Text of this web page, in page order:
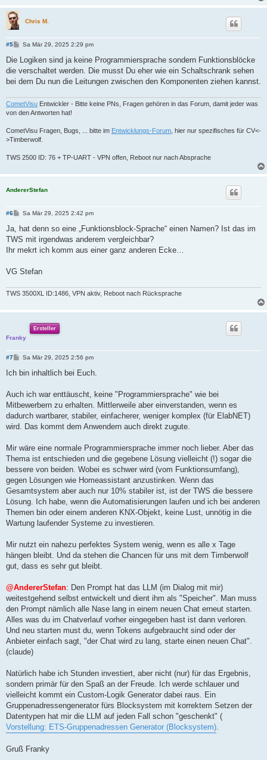
Chris M.
#5
B
i
r
a
Sa Mär 29, 2025 2:29 pm
Die Logiken sind ja keine Programmiersprache sondern Funktionsblöcke
die verschaltet werden. Die musst Du eher wie ein Schaltschrank sehen
bei dem Du nun die Leitungen zwischen den Komponenten ziehen kannst.
CometVisu Entwickler - Bitte keine PNs, Fragen gehören in das Forum, damit jeder was
von den Antworten hat!
CometVisu Fragen, Bugs, ... bitte im Entwicklungs-Forum , hier nur spezifisches für CV<-
>Timberwolf.
TWS 2500 ID: 76 + TP-UART - VPN offen, Reboot nur nach Absprache
AndererStefan
#6
B
i
r
a
Sa Mär 29, 2025 2:42 pm
Ja, hat denn so eine „Funktionsblock-Sprache“ einen Namen? Ist das im
TWS mit irgendwas anderem vergleichbar?
Ihr mekrt ich komm aus einer ganz anderen Ecke…
VG Stefan
TWS 3500XL ID:1486, VPN aktiv, Reboot nach Rücksprache
Ersteller
Franky
#7
B
i
a
Sa Mär 29, 2025 2:56 pm
Ich bin inhaltlich bei Euch.
Auch ich war enttäuscht, keine "Programmiersprache" wie bei
Mitbewerbern zu erhalten. Mittlerweile aber einverstanden, wenn es
dadurch wartbarer, stabiler, einfacherer, weniger komplex (für ElabNET)
wird. Das kommt dem Anwendern auch direkt zugute.
Mir wäre eine normale Programmiersprache immer noch lieber. Aber das
Thema ist entschieden und die gegebene Lösung vielleicht (!) sogar die
bessere von beiden. Wobei es schwer wird (vom Funktionsumfang),
gegen Lösungen wie Homeassistant anzustinken. Wenn das
Gesamtsystem aber auch nur 10% stabiler ist, ist der TWS die bessere
Lösung. Ich habe, wenn die Automatisierungen laufen und ich bei anderen
Themen bin oder einem anderen KNX-Objekt, keine Lust, unnötig in die
Wartung laufender Systeme zu investieren.
Mir nutzt ein nahezu perfektes System wenig, wenn es alle x Tage
hängen bleibt. Und da stehen die Chancen für uns mit dem Timberwolf
gut, dass es sehr gut bleibt.
@AndererStefan: Den Prompt hat das LLM (im Dialog mit mir)
weitestgehend selbst entwickelt und dient ihm als "Speicher". Man muss
den Prompt nämlich alle Nase lang in einem neuen Chat erneut starten.
Alles was du im Chatverlauf vorher eingegeben hast ist dann verloren.
Und neu starten must du, wenn Tokens aufgebraucht sind oder der
Anbieter einfach sagt, "der Chat wird zu lang, starte einen neuen Chat".
(claude)
Natürlich habe ich Stunden investiert, aber nicht (nur) für das Ergebnis,
sondern primär für den Spaß an der Freude. Ich werde schlauer und
vielleicht kommt ein Custom-Logik Generator dabei raus. Ein
Gruppenadressengenerator fürs Blocksystem mit korrektem Setzen der
Datentypen hat mir die LLM auf jeden Fall schon "geschenkt" (
Vorstellung: ETS-Gruppenadressen Generator (Blocksystem).
Gruß Franky